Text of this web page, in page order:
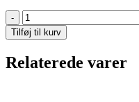
Bialetti
-
Stempelkande
0,35
Tilføj til kurv
Relaterede varer